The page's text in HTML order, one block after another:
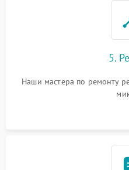
5.
Наши мастера по ремонту